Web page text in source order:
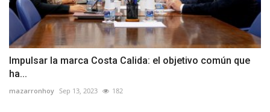
Impulsar la marca Costa Calida: el objetivo común que
ha...
mazarronhoy Sep 13, 2023 182